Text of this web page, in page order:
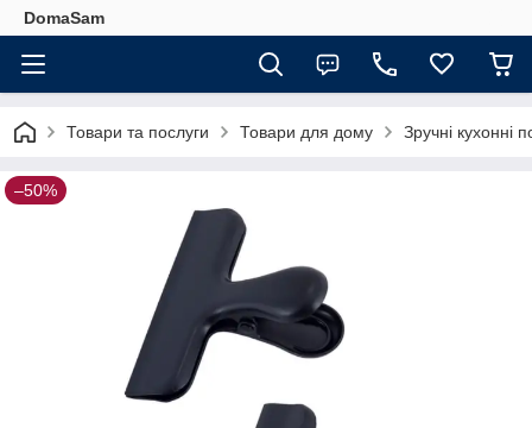
DomaSam
Товари та послуги Товари для дому Зручні кухонні
–50%